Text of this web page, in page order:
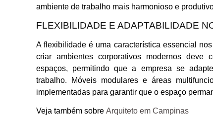
ambiente de trabalho mais harmonioso e
FLEXIBILIDADE E ADAPTABILIDADE
A flexibilidade é uma característica essencial
criar ambientes corporativos modernos deve
espaços, permitindo que a empresa se
trabalho. Móveis modulares e áreas
implementadas para garantir que o espaço
Veja também sobre Arquiteto em Campinas